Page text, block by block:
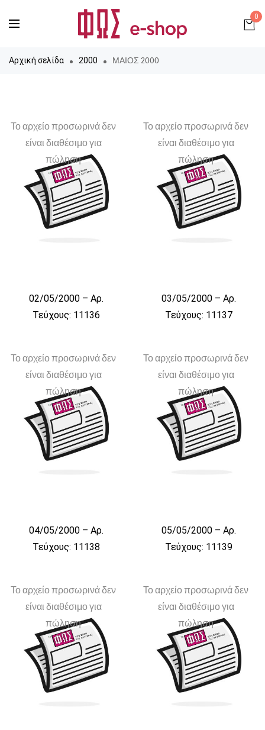
0
Αρχική σελίδα 2000 ΜΑΙΟΣ 2000
Το αρχείο προσωρινά δεν
είναι διαθέσιμο για
πώληση
02/05/2000 – Αρ.
Τεύχους: 11136
Το αρχείο προσωρινά δεν
είναι διαθέσιμο για
πώληση
03/05/2000 – Αρ.
Τεύχους: 11137
Το αρχείο προσωρινά δεν
είναι διαθέσιμο για
πώληση
04/05/2000 – Αρ.
Τεύχους: 11138
Το αρχείο προσωρινά δεν
είναι διαθέσιμο για
πώληση
05/05/2000 – Αρ.
Τεύχους: 11139
Το αρχείο προσωρινά δεν
είναι διαθέσιμο για
πώληση
Το αρχείο προσωρινά δεν
είναι διαθέσιμο για
πώληση